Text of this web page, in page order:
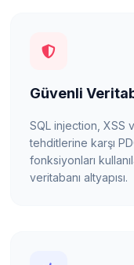
Güvenli
SQL injection, XSS
tehditlerine karşı
fonksiyonları
veritabanı altyapısı.